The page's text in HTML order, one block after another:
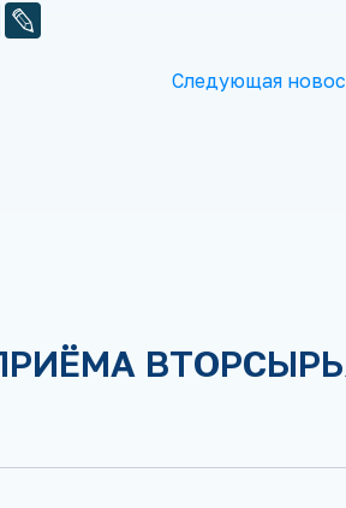
Следующая